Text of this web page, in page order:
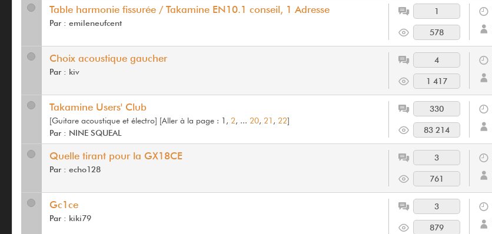
Table harmonie fissurée / Takamine EN10.1 conseil, 1 Adresse
Par :emileneufcent
1
578
Choix acoustique gaucher
Par : kiv
4
1 417
Takamine Users' Club
[Guitare acoustique et électro] [Aller à la page : 1, 2, ... 20, 21 , 22]
Par : NINE SQUEAL
330
83 214
Quelle tirant pour la GX18CE
Par :echo128
3
761
Gc1ce
Par : kiki79
3
879